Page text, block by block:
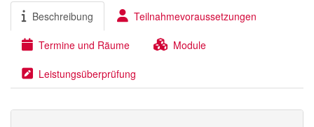
Beschreibung Teilnahmevoraussetzungen
Termine und Räume Module
Leistungsüberprüfung